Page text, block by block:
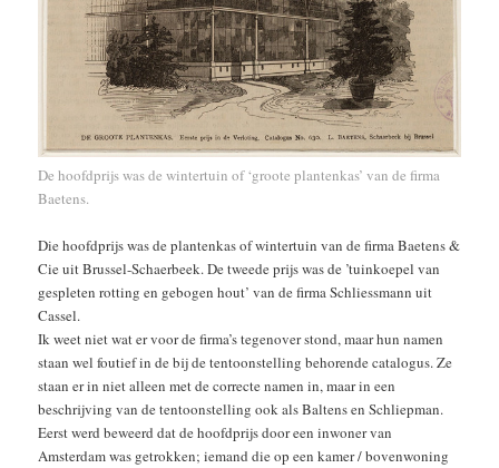
De hoofdprijs was de wintertuin of ‘groote plantenkas’ van de firma
Baetens.
Die hoofdprijs was de plantenkas of wintertuin van de firma Baetens &
Cie uit Brussel-Schaerbeek. De tweede prijs was de ’tuinkoepel van
gespleten rotting en gebogen hout’ van de firma Schliessmann uit
Cassel.
Ik weet niet wat er voor de firma’s tegenover stond, maar hun namen
staan wel foutief in de bij de tentoonstelling behorende catalogus. Ze
staan er in niet alleen met de correcte namen in, maar in een
beschrijving van de tentoonstelling ook als Baltens en Schliepman.
Eerst werd beweerd dat de hoofdprijs door een inwoner van
Amsterdam was getrokken; iemand die op een kamer / bovenwoning